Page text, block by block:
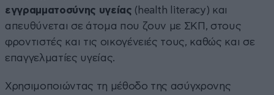
εγγραμματοσύνης υγείας (health literacy) και
απευθύνεται σε άτομα που ζουν με ΣΚΠ, στους
φροντιστές και τις οικογένειές τους, καθώς και σε
επαγγελματίες υγείας.
Χρησιμοποιώντας τη μέθοδο της ασύγχρονης